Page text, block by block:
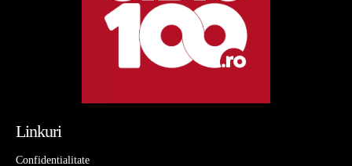
Linkuri
Confidentialitate